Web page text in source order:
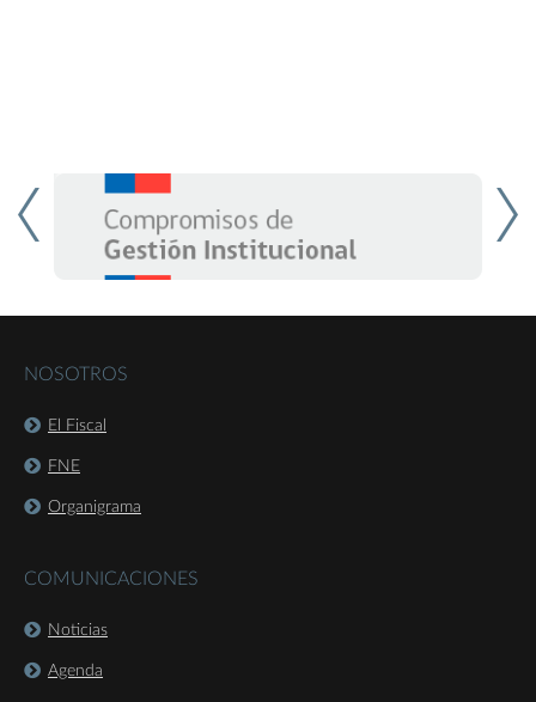
NOSOTROS
El Fiscal
FNE
Organigrama
COMUNICACIONES
Noticias
Agenda